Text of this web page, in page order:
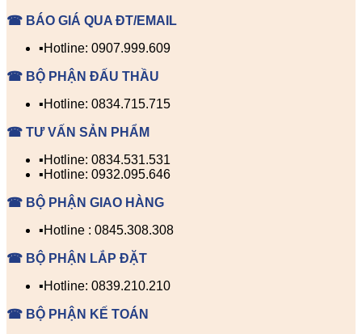
☎ BÁO GIÁ QUA ĐT/EMAIL
▪️Hotline: 0907.999.609
☎ BỘ PHẬN ĐẤU THẦU
▪️Hotline: 0834.715.715
☎ TƯ VẤN SẢN PHẨM
▪️Hotline: 0834.531.531
▪️Hotline: 0932.095.646
☎ BỘ PHẬN GIAO HÀNG
▪️Hotline : 0845.308.308
☎ BỘ PHẬN LẮP ĐẶT
▪️Hotline: 0839.210.210
☎ BỘ PHẬN KẾ TOÁN